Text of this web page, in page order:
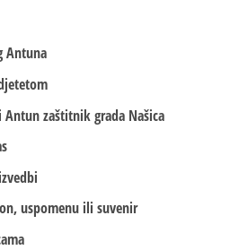
Antuna
zaštitnik grada Našica
uspomenu ili suvenir